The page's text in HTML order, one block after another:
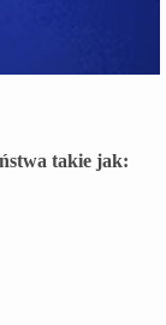
takie jak: